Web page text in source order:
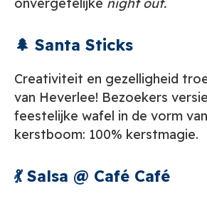
🌲 Santa Sticks
Creativiteit en gezelligheid
van Heverlee! Bezoekers
feestelijke wafel in de vorm
kerstboom: 100% kerstmagie.
💃 Salsa @ Café Café